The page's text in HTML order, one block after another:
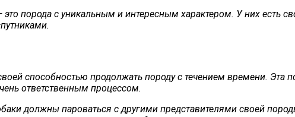
порода с уникальным и интересным характером. У них есть
способностью продолжать породу с течением времени.
ответственным процессом.
должны пароваться с другими представителями своей